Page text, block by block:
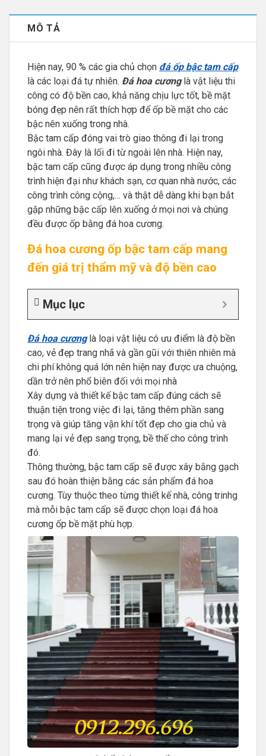
MÔ TẢ
Hiện nay, 90 % các gia chủ chọn đá ốp bậc tam cấp
là các loại đá tự nhiên. Đá hoa cươnglà vật liệu thi
công có độ bền cao, khả năng chịu lực tốt, bề mặt
bóng đẹp nên rất thích hợp để ốp bề mặt cho các
bậc nên xuống trong nhà.
Bậc tam cấp đóng vai trò giao thông đi lại trong
ngôi nhà. Đây là lối đi từ ngoài lên nhà. Hiện nay,
bậc tam cấp cũng được áp dụng trong nhiều công
trình hiện đại như khách sạn, cơ quan nhà nước, các
công trình công cộng,… và thật dễ dàng khi bạn bắt
gặp những bậc cấp lên xuống ở mọi nơi và chúng
đều được ốp bằng đá hoa cương.
Đá hoa cương ốp bậc tam cấp mang
đến giá trị thẩm mỹ và độ bền cao
Mục lục
Đá hoa cươnglà loại vật liệu có ưu điểm là độ bền
cao, vẻ đẹp trang nhã và gần gũi với thiên nhiên mà
chi phí không quá lớn nên hiện nay được ưa chuộng,
dần trở nên phổ biên đối với mọi nhà
Xây dựng và thiết kế bậc tam cấp đúng cách sẽ
thuận tiện trong việc đi lại, tăng thêm phần sang
trọng và giúp tăng vận khí tốt đẹp cho gia chủ và
mang lại vẻ đẹp sang trọng, bề thế cho công trình
đó.
Thông thường, bậc tam cấp sẽ được xây bằng gạch
sau đó hoàn thiện bằng các sản phẩm đá hoa
cương. Tùy thuộc theo từng thiết kế nhà, công trinhg
mà mỗi bậc tam cấp sẽ được chọn loại đá hoa
cương ốp bề mặt phù hợp.